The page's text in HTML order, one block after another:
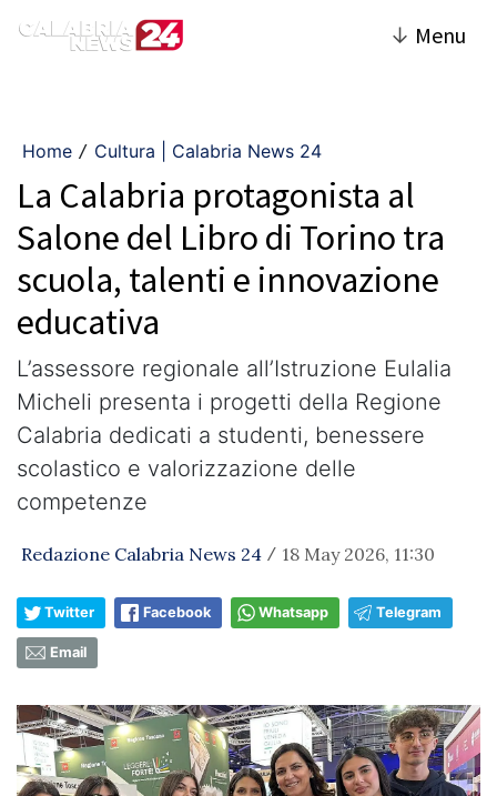
↓ Menu
Home / Cultura | Calabria News 24
La Calabria protagonista al
Salone del Libro di Torino tra
scuola, talenti e innovazione
educativa
L’assessore regionale all’Istruzione Eulalia
Micheli presenta i progetti della Regione
Calabria dedicati a studenti, benessere
scolastico e valorizzazione delle
competenze
Redazione Calabria News 24 / 18 May 2026, 11:30
Twitter Facebook Whatsapp Telegram
Email